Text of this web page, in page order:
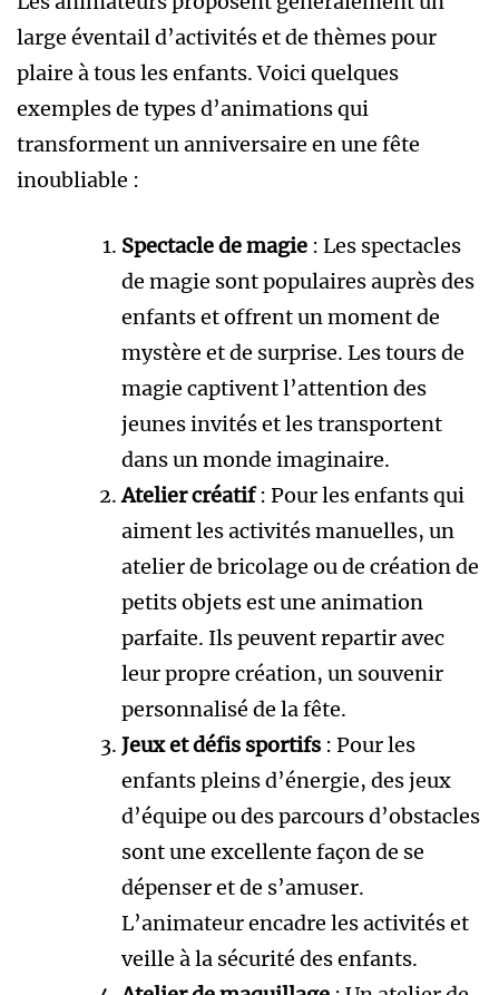
large éventail d’activités et de thèmes pour
plaire à tous les enfants. Voici quelques
exemples de types d’animations qui
transforment un anniversaire en une fête
inoubliable :
Spectacle de magie : Les spectacles
de magie sont populaires auprès des
enfants et offrent un moment de
mystère et de surprise. Les tours de
magie captivent l’attention des
jeunes invités et les transportent
dans un monde imaginaire.
Atelier créatif: Pour les enfants qui
aiment les activités manuelles, un
atelier de bricolage ou de création de
petits objets est une animation
parfaite. Ils peuvent repartir avec
leur propre création, un souvenir
personnalisé de la fête.
Jeux et défis sportifs : Pour les
enfants pleins d’énergie, des jeux
d’équipe ou des parcours d’obstacles
sont une excellente façon de se
dépenser et de s’amuser.
L’animateur encadre les activités et
veille à la sécurité des enfants.